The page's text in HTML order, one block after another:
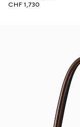
CHF 1,730